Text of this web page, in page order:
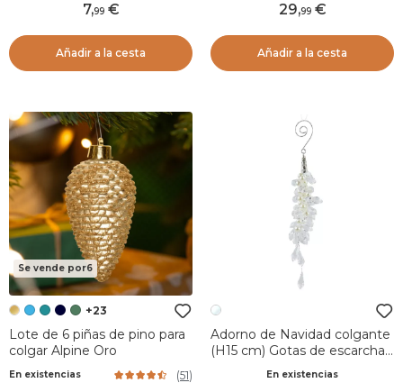
7,99
Añadir a la cesta
29,99
Añadir a la cesta
Se vende por6
+23
Lote de 6 piñas de pino para
colgar Alpine Oro
En existencias (51)
Adorno de Navidad colgante
(H15 cm) Gotas de escarcha
TransparenteEn existencias